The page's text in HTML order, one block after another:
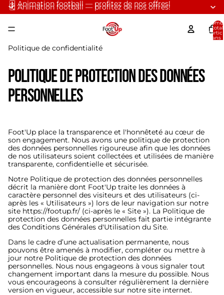
🗓️ Animation football — profitez de nos offres!
🗓️ Animation football — profitez de nos offres!
total
dans
Politique de confidentialité
Politique de protection des données
personnelles
Foot'Up place la transparence et l'honnêteté au cœur de
son engagement. Nous avons une politique de protection
des données personnelles rigoureuse afin que les données
de nos utilisateurs soient collectées et utilisées de manière
transparente, confidentielle et sécurisée.
Notre Politique de protection des données personnelles
décrit la manière dont Foot'Up traite les données à
caractère personnel des visiteurs et des utilisateurs (ci-
après les « Utilisateurs ») lors de leur navigation sur notre
site https://footup.fr/ (ci-après le « Site »). La Politique de
protection des données personnelles fait partie intégrante
des Conditions Générales d'Utilisation du Site.
Dans le cadre d’une actualisation permanente, nous
pouvons être amenés à modifier, compléter ou mettre à
jour notre Politique de protection des données
personnelles. Nous nous engageons à vous signaler tout
changement important dans la mesure du possible. Nous
vous encourageons à consulter régulièrement la dernière
version en vigueur, accessible sur notre site internet.